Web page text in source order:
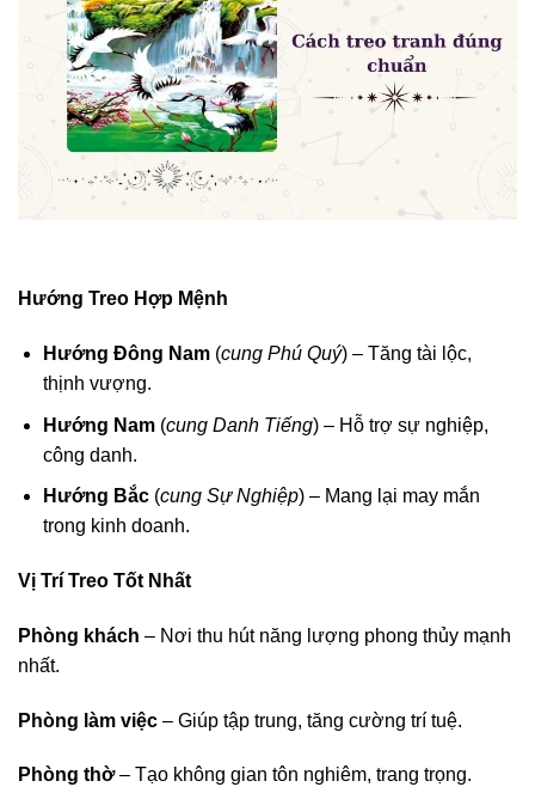
Hướng Treo Hợp Mệnh
Hướng Đông Nam(cung Phú Quý) – Tăng tài lộc,
thịnh vượng.
Hướng Nam(cung Danh Tiếng) – Hỗ trợ sự nghiệp,
công danh.
Hướng Bắc(cung Sự Nghiệp) – Mang lại may mắn
trong kinh doanh.
Vị Trí Treo Tốt Nhất
Phòng khách – Nơi thu hút năng lượng phong thủy mạnh
nhất.
Phòng làm việc – Giúp tập trung, tăng cường trí tuệ.
Phòng thờ– Tạo không gian tôn nghiêm, trang trọng.